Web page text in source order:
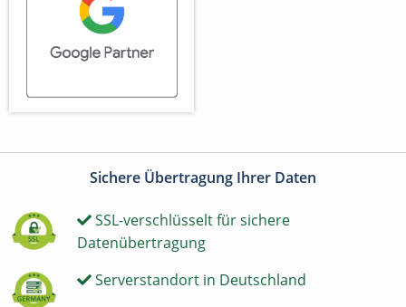
Sichere Übertragung Ihrer Daten
SSL-verschlüsselt für sichere
Datenübertragung
Serverstandort in Deutschland